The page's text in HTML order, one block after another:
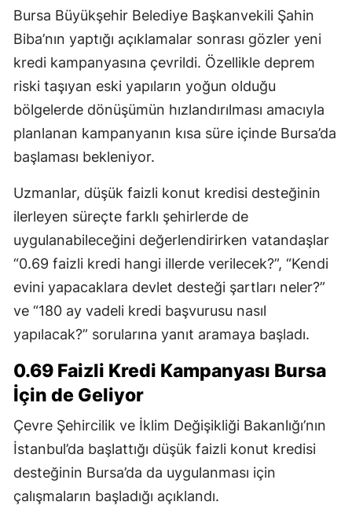
Bursa Büyükşehir Belediye Başkanvekili Şahin
Biba’nın yaptığı açıklamalar sonrası gözler yeni
kredi kampanyasına çevrildi. Özellikle deprem
riski taşıyan eski yapıların yoğun olduğu
bölgelerde dönüşümün hızlandırılması amacıyla
planlanan kampanyanın kısa süre içinde Bursa’da
başlaması bekleniyor.
Uzmanlar, düşük faizli konut kredisi desteğinin
ilerleyen süreçte farklı şehirlerde de
uygulanabileceğini değerlendirirken vatandaşlar
“0.69 faizli kredi hangi illerde verilecek?”, “Kendi
evini yapacaklara devlet desteği şartları neler?”
ve “180 ay vadeli kredi başvurusu nasıl
yapılacak?” sorularına yanıt aramaya başladı.
0.69 Faizli Kredi Kampanyası Bursa
İçin de Geliyor
Çevre Şehircilik ve İklim Değişikliği Bakanlığı’nın
İstanbul’da başlattığı düşük faizli konut kredisi
desteğinin Bursa’da da uygulanması için
çalışmaların başladığı açıklandı.